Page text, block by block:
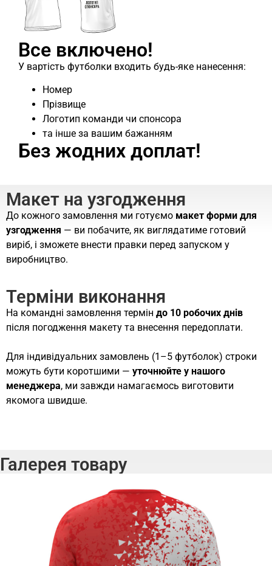
Все включено!
У вартість футболки входить будь-яке нанесення:
Номер
Прізвище
Логотип команди чи спонсора
та інше за вашим бажанням
Без жодних доплат!
Макет на узгодження
До кожного замовлення ми готуємо макет форми для
узгодження — ви побачите, як виглядатиме готовий
виріб, і зможете внести правки перед запуском у
виробництво.
Терміни виконання
На командні замовлення термін до 10 робочих днів
після погодження макету та внесення передоплати.
Для індивідуальних замовлень (1–5 футболок) строки
можуть бути коротшими — уточнюйте у нашого
менеджера, ми завжди намагаємось виготовити
якомога швидше.
Галерея товару